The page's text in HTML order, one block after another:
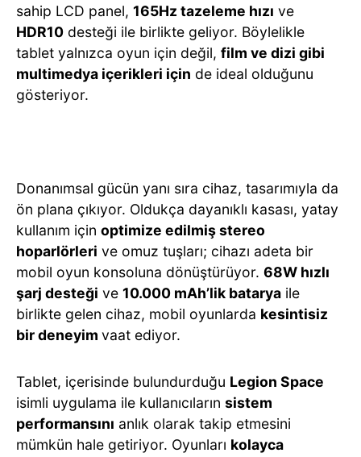
sahip LCD panel, 165Hz tazeleme hızı ve
HDR10 desteği ile birlikte geliyor. Böylelikle
tablet yalnızca oyun için değil, film ve dizi gibi
multimedya içerikleri için de ideal olduğunu
gösteriyor.
Donanımsal gücün yanı sıra cihaz, tasarımıyla da
ön plana çıkıyor. Oldukça dayanıklı kasası, yatay
kullanım için optimize edilmiş stereo
hoparlörleri ve omuz tuşları; cihazı adeta bir
mobil oyun konsoluna dönüştürüyor. 68W hızlı
şarj desteği ve 10.000 mAh’lik batarya ile
birlikte gelen cihaz, mobil oyunlarda kesintisiz
bir deneyim vaat ediyor.
Tablet, içerisinde bulundurduğu Legion Space
isimli uygulama ile kullanıcıların sistem
performansını anlık olarak takip etmesini
mümkün hale getiriyor. Oyunları kolayca